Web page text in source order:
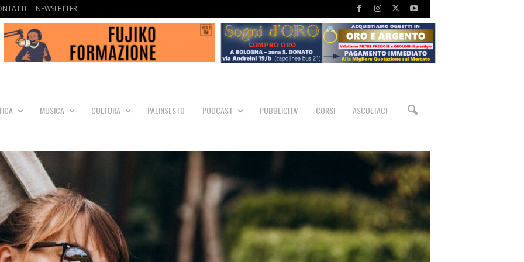
NEWSLETTER
MUSICA CULTURA PALINSESTO PODCAST PUBBLICITA’ CORSI ASCOLTACI